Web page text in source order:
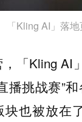
「Kling AI」落
「Kling AI
播挑战赛”
块也被放在